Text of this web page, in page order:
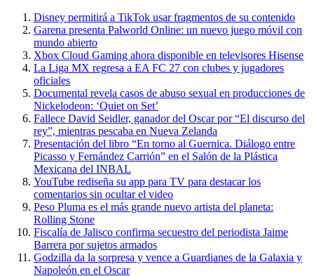
Disney permitirá a TikTok usar fragmentos de su contenido
Garena presenta Palworld Online: un nuevo juego móvil con
mundo abierto
Xbox Cloud Gaming ahora disponible en televisores Hisense
La Liga MX regresa a EA FC 27 con clubes y jugadores
oficiales
Documental revela casos de abuso sexual en producciones de
Nickelodeon: ‘Quiet on Set’
Fallece David Seidler, ganador del Oscar por “El discurso del
rey”, mientras pescaba en Nueva Zelanda
Presentación del libro “En torno al Guernica. Diálogo entre
Picasso y Fernández Carrión” en el Salón de la Plástica
Mexicana del INBAL
YouTube rediseña su app para TV para destacar los
comentarios sin ocultar el video
Peso Pluma es el más grande nuevo artista del planeta:
Rolling Stone
Fiscalía de Jalisco confirma secuestro del periodista Jaime
Barrera por sujetos armados
Godzilla da la sorpresa y vence a Guardianes de la Galaxia y
Napoleón en el Oscar